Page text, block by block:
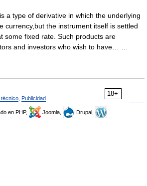
a type of derivative in which the underlying
currency,but the instrument itself is settled
some fixed rate. Such products are
and investors who wish to have… …
18+
Publicidad
en PHP, Joomla,
Drupal,